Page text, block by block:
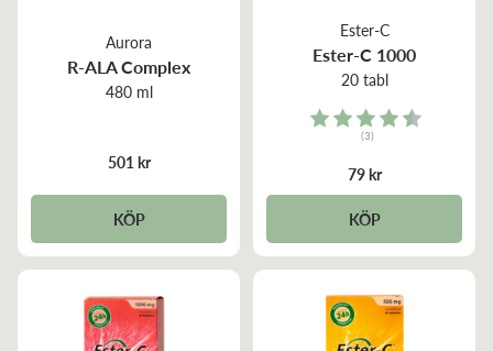
Aurora
R-ALA Complex
480 ml
501 kr
KÖP
Ester-C
Ester-C 1000
20 tabl
Rating:
(3)
79 kr
KÖP